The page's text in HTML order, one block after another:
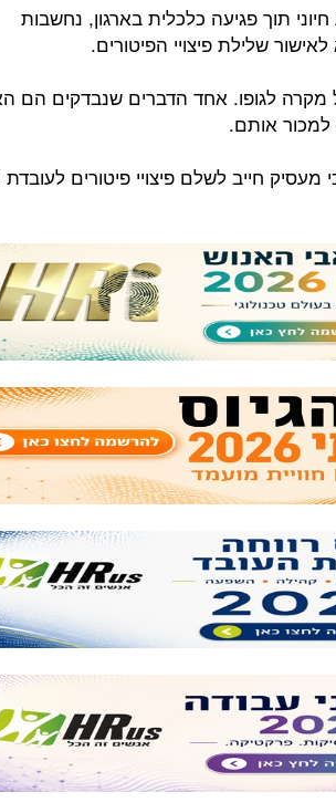
תוך פגיעה כלכלית בארגון, נחשבות
שלילת פיצויי הפיטורים.
מקרה לגופו. אחד הדברים שנבדקים הם
למכור אותם.
חייב לשלם פיצויי פיטורים